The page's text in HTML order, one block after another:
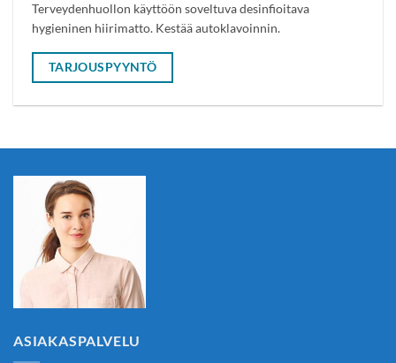
Terveydenhuollon käyttöön soveltuva desinfioitava
hygieninen hiirimatto. Kestää autoklavoinnin.
TARJOUSPYYNTÖ
ASIAKASPALVELU